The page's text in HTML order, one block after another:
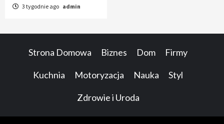
3 tygodnie ago admin
Strona Domowa Biznes Dom Firmy
Kuchnia Motoryzacja Nauka Styl
Zdrowie i Uroda